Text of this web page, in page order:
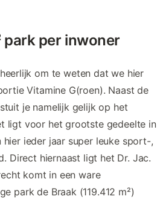
park per inwoner
om te weten dat we hier
Vitamine G(roen). Naast de
je namelijk gelijk op het
ligt voor het grootste gedeelte in
ieder jaar super leuke sport-,
Direct hiernaast ligt het Dr. Jac.
komt in een ware
park de Braak (119.412 m²)